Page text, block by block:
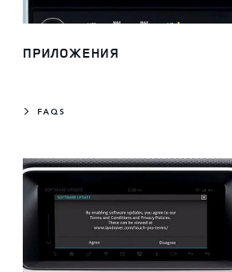
ПРИЛОЖЕНИЯ
FAQS